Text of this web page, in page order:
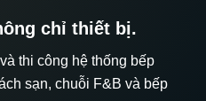
chỉ thiết bị.
thi công hệ thống bếp
sạn, chuỗi F&B và bếp